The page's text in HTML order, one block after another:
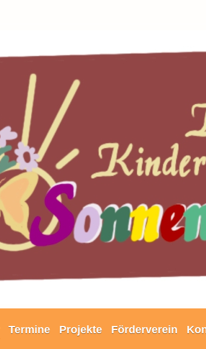
Termine Projekte Förderverein